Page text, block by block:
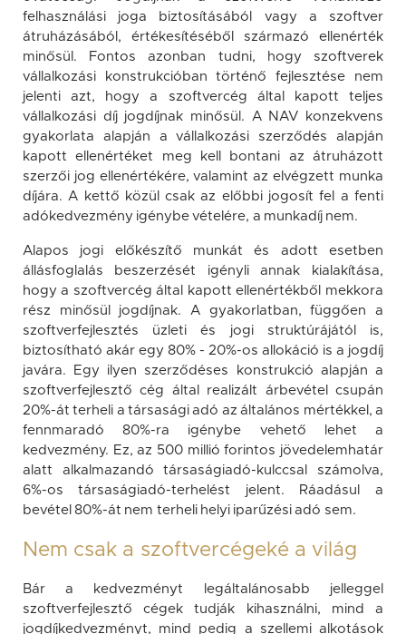
felhasználási joga biztosításából vagy a szoftver
átruházásából, értékesítéséből származó ellenérték
minősül. Fontos azonban tudni, hogy szoftverek
vállalkozási konstrukcióban történő fejlesztése nem
jelenti azt, hogy a szoftvercég által kapott teljes
vállalkozási díj jogdíjnak minősül. A NAV konzekvens
gyakorlata alapján a vállalkozási szerződés alapján
kapott ellenértéket meg kell bontani az átruházott
szerzői jog ellenértékére, valamint az elvégzett munka
díjára. A kettő közül csak az előbbi jogosít fel a fenti
adókedvezmény igénybe vételére, a munkadíj nem.
Alapos jogi előkészítő munkát és adott esetben
állásfoglalás beszerzését igényli annak kialakítása,
hogy a szoftvercég által kapott ellenértékből mekkora
rész minősül jogdíjnak. A gyakorlatban, függően a
szoftverfejlesztés üzleti és jogi struktúrájától is,
biztosítható akár egy 80% - 20%-os allokáció is a jogdíj
javára. Egy ilyen szerződéses konstrukció alapján a
szoftverfejlesztő cég által realizált árbevétel csupán
20%-át terheli a társasági adó az általános mértékkel, a
fennmaradó 80%-ra igénybe vehető lehet a
kedvezmény. Ez, az 500 millió forintos jövedelemhatár
alatt alkalmazandó társaságiadó-kulccsal számolva,
6%-os társaságiadó-terhelést jelent. Ráadásul a
bevétel 80%-át nem terheli helyi iparűzési adó sem.
Nem csak a szoftvercégeké a világ
Bár a kedvezményt legáltalánosabb jelleggel
szoftverfejlesztő cégek tudják kihasználni, mind a
jogdíjkedvezményt, mind pedig a szellemi alkotások